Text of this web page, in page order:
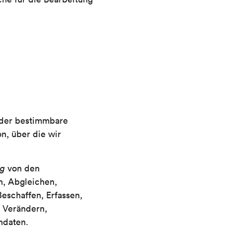
bestimmbare
über die wir
von den
Abgleichen,
Erfassen,